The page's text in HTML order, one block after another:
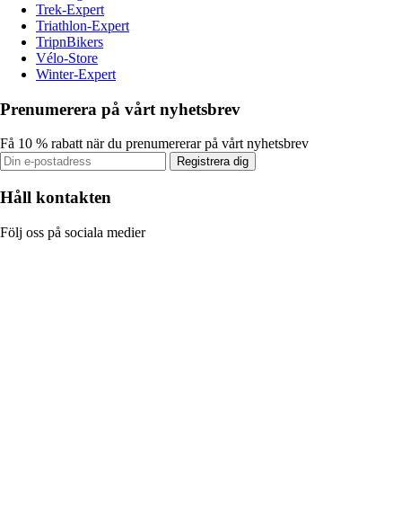
Trek-Expert
Triathlon-Expert
TripnBikers
Vélo-Store
Winter-Expert
Prenumerera på vårt nyhetsbrev
Få 10 % rabatt när du prenumererar på vårt nyhetsbrev
Registrera dig
Håll kontakten
Följ oss på sociala medier